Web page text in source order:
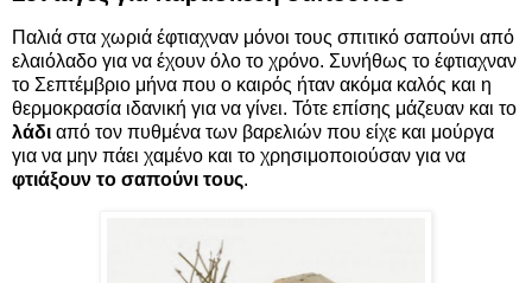
Παλιά στα χωριά έφτιαχναν μόνοι τους σπιτικό σαπούνι από
ελαιόλαδο για να έχουν όλο το χρόνο. Συνήθως το έφτιαχναν
το Σεπτέμβριο μήνα που ο καιρός ήταν ακόμα καλός και η
θερμοκρασία ιδανική για να γίνει. Τότε επίσης μάζευαν και το
λάδι από τον πυθμένα των βαρελιών που είχε και μούργα
για να μην πάει χαμένο και το χρησιμοποιούσαν για να
φτιάξουν το σαπούνι τους.